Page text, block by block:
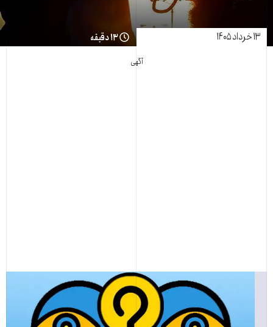
۱۳ خرداد ۱۴۰۵ ۱۳ دقیقه
آگهی